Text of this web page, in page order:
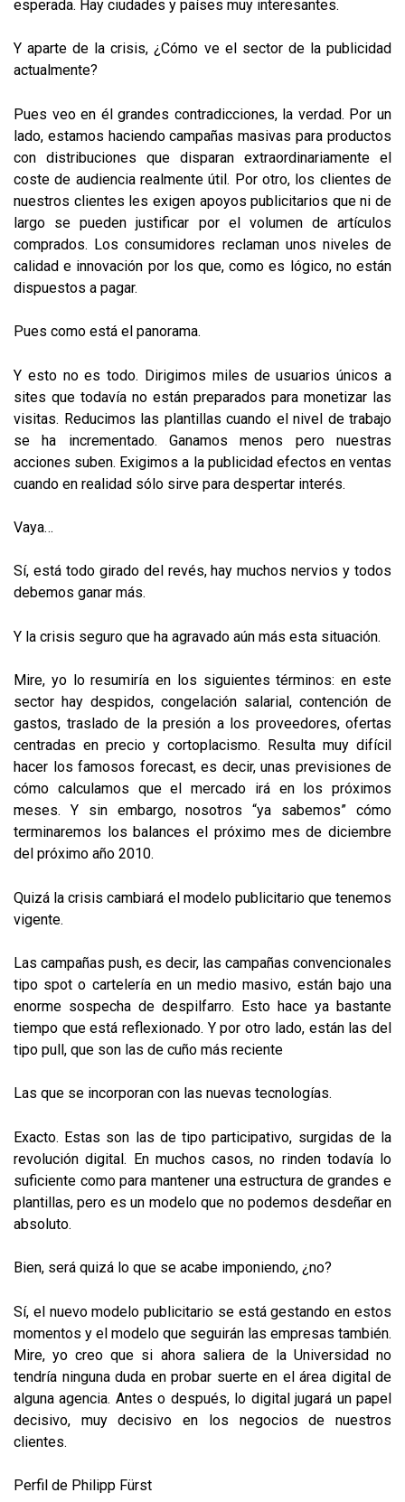
esperada. Hay ciudades y países muy interesantes.
Y aparte de la crisis, ¿Cómo ve el sector de la publicidad
actualmente?
Pues veo en él grandes contradicciones, la verdad. Por un
lado, estamos haciendo campañas masivas para productos
con distribuciones que disparan extraordinariamente el
coste de audiencia realmente útil. Por otro, los clientes de
nuestros clientes les exigen apoyos publicitarios que ni de
largo se pueden justificar por el volumen de artículos
comprados. Los consumidores reclaman unos niveles de
calidad e innovación por los que, como es lógico, no están
dispuestos a pagar.
Pues como está el panorama.
Y esto no es todo. Dirigimos miles de usuarios únicos a
sites que todavía no están preparados para monetizar las
visitas. Reducimos las plantillas cuando el nivel de trabajo
se ha incrementado. Ganamos menos pero nuestras
acciones suben. Exigimos a la publicidad efectos en ventas
cuando en realidad sólo sirve para despertar interés.
Vaya…
Sí, está todo girado del revés, hay muchos nervios y todos
debemos ganar más.
Y la crisis seguro que ha agravado aún más esta situación.
Mire, yo lo resumiría en los siguientes términos: en este
sector hay despidos, congelación salarial, contención de
gastos, traslado de la presión a los proveedores, ofertas
centradas en precio y cortoplacismo. Resulta muy difícil
hacer los famosos forecast, es decir, unas previsiones de
cómo calculamos que el mercado irá en los próximos
meses. Y sin embargo, nosotros “ya sabemos” cómo
terminaremos los balances el próximo mes de diciembre
del próximo año 2010.
Quizá la crisis cambiará el modelo publicitario que tenemos
vigente.
Las campañas push, es decir, las campañas convencionales
tipo spot o cartelería en un medio masivo, están bajo una
enorme sospecha de despilfarro. Esto hace ya bastante
tiempo que está reflexionado. Y por otro lado, están las del
tipo pull, que son las de cuño más reciente
Las que se incorporan con las nuevas tecnologías.
Exacto. Estas son las de tipo participativo, surgidas de la
revolución digital. En muchos casos, no rinden todavía lo
suficiente como para mantener una estructura de grandes e
plantillas, pero es un modelo que no podemos desdeñar en
absoluto.
Bien, será quizá lo que se acabe imponiendo, ¿no?
Sí, el nuevo modelo publicitario se está gestando en estos
momentos y el modelo que seguirán las empresas también.
Mire, yo creo que si ahora saliera de la Universidad no
tendría ninguna duda en probar suerte en el área digital de
alguna agencia. Antes o después, lo digital jugará un papel
decisivo, muy decisivo en los negocios de nuestros
clientes.
Perfil de Philipp Fürst